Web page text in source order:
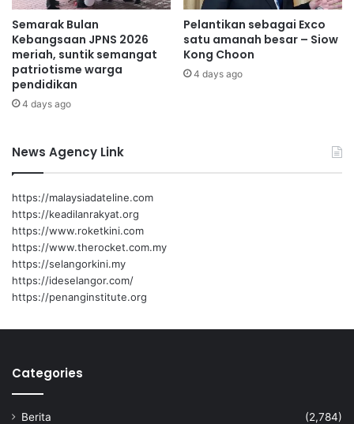
t
e
g
a
r
a
Semarak Bulan
Kebangsaan JPNS 2026
meriah, suntik semangat
patriotisme warga
pendidikan
4 days ago
Pelantikan sebagai Exco
satu amanah besar – Siow
Kong Choon
4 days ago
News Agency Link
https://malaysiadateline.com
https://keadilanrakyat.org
https://www.roketkini.com
https://www.therocket.com.my
https://selangorkini.my
https://ideselangor.com/
https://penanginstitute.org
Categories
Berita
(2,784)